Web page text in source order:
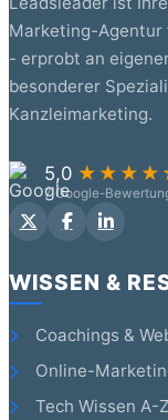
Marketing-Agentur
- erprobt an
besonderer
Kanzleimarketing.
5,0
7 Google-
WISSEN &
Coachings &
Online-
Tech Wissen A-Z